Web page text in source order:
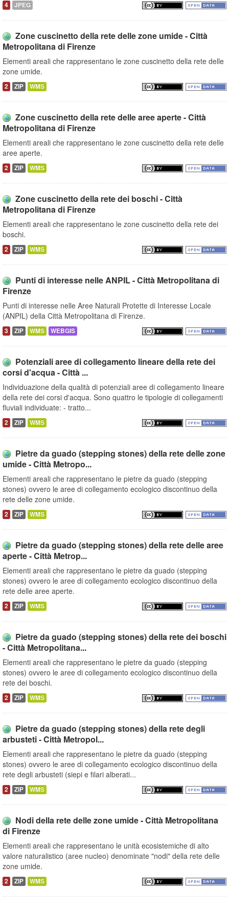
4 JPEG
Zone cuscinetto della rete delle zone umide - Città
Metropolitana di Firenze
Elementi areali che rappresentano le zone cuscinetto della rete delle
zone umide.
2 ZIP WMS
Zone cuscinetto della rete delle aree aperte - Città
Metropolitana di Firenze
Elementi areali che rappresentano le zone cuscinetto della rete delle
aree aperte.
2 ZIP WMS
Zone cuscinetto della rete dei boschi - Città
Metropolitana di Firenze
Elementi areali che rappresentano le zone cuscinetto della rete dei
boschi.
2 ZIP WMS
Punti di interesse nelle ANPIL - Città Metropolitana di
Firenze
Punti di interesse nelle Aree Naturali Protette di Interesse Locale
(ANPIL) della Città Metropolitana di Firenze.
3 ZIP WMS WEBGIS
Potenziali aree di collegamento lineare della rete dei
corsi d'acqua - Città ...
Individuazione della qualità di potenziali aree di collegamento lineare
della rete dei corsi d'acqua. Sono quattro le tipologie di collegamenti
fluviali individuate: - tratto...
2 ZIP WMS
Pietre da guado (stepping stones) della rete delle zone
umide - Città Metropo...
Elementi areali che rappresentano le pietre da guado (stepping
stones) ovvero le aree di collegamento ecologico discontinuo della
rete delle zone umide.
2 ZIP WMS
Pietre da guado (stepping stones) della rete delle aree
aperte - Città Metrop...
Elementi areali che rappresentano le pietre da guado (stepping
stones) ovvero le aree di collegamento ecologico discontinuo della
rete delle aree aperte.
2 ZIP WMS
Pietre da guado (stepping stones) della rete dei boschi
- Città Metropolitana...
Elementi areali che rappresentano le pietre da guado (stepping
stones) ovvero le aree di collegamento ecologico discontinuo della
rete dei boschi.
2 ZIP WMS
Pietre da guado (stepping stones) della rete degli
arbusteti - Città Metropol...
Elementi areali che rappresentano le pietre da guado (stepping
stones) ovvero le aree di collegamento ecologico discontinuo della
rete degli arbusteti (siepi e filari alberati...
2 ZIP WMS
Nodi della rete delle zone umide - Città Metropolitana
di Firenze
Elementi areali che rappresentano le unità ecosistemiche di alto
valore naturalistico (aree nucleo) denominate "nodi" della rete delle
zone umide.
2 ZIP WMS